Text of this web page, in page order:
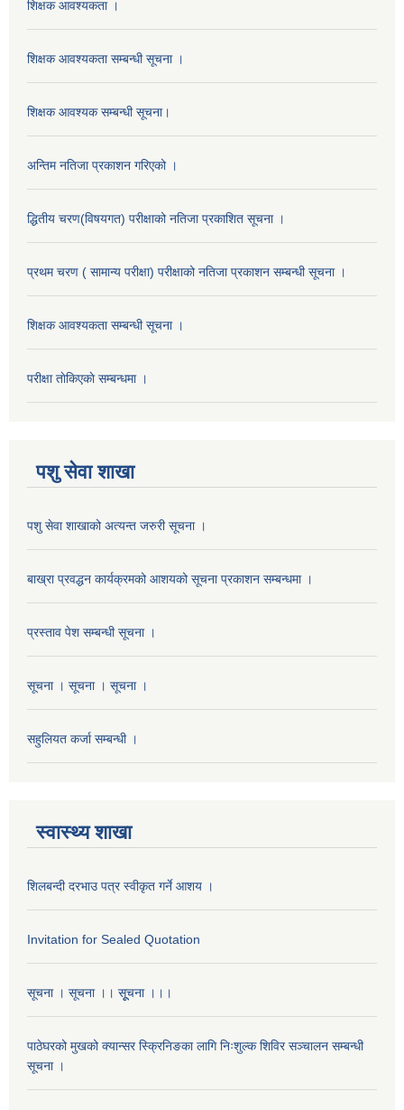
शिक्षक आवश्यकता ।
शिक्षक आवश्यकता सम्बन्धी सूचना ।
शिक्षक आवश्यक सम्बन्धी सूचना।
अन्तिम नतिजा प्रकाशन गरिएको ।
द्धितीय चरण(विषयगत) परीक्षाको नतिजा प्रकाशित सूचना ।
प्रथम चरण ( सामान्य परीक्षा) परीक्षाको नतिजा प्रकाशन सम्बन्धी सूचना ।
शिक्षक आवश्यकता सम्बन्धी सूचना ।
परीक्षा ताेकिएकाे सम्बन्धमा ।
पशु सेवा शाखा
पशु सेवा शाखाको अत्यन्त जरुरी सूचना ।
बाख्रा प्रवद्धन कार्यक्रमको आशयको सूचना प्रकाशन सम्बन्धमा ।
प्रस्ताव पेश सम्बन्धी सूचना ।
सूचना । सूचना । सूचना ।
सहुलियत कर्जा सम्बन्धी ।
स्वास्थ्य शाखा
शिलबन्दी दरभाउ पत्र स्वीकृत गर्ने आशय ।
Invitation for Sealed Quotation
सूचना । सूचना ।। सूूचना ।।।
पाठेघरको मुखको क्यान्सर स्क्रिनिङका लागि निःशुल्क शिविर सञ्चालन सम्बन्धी
सूचना ।